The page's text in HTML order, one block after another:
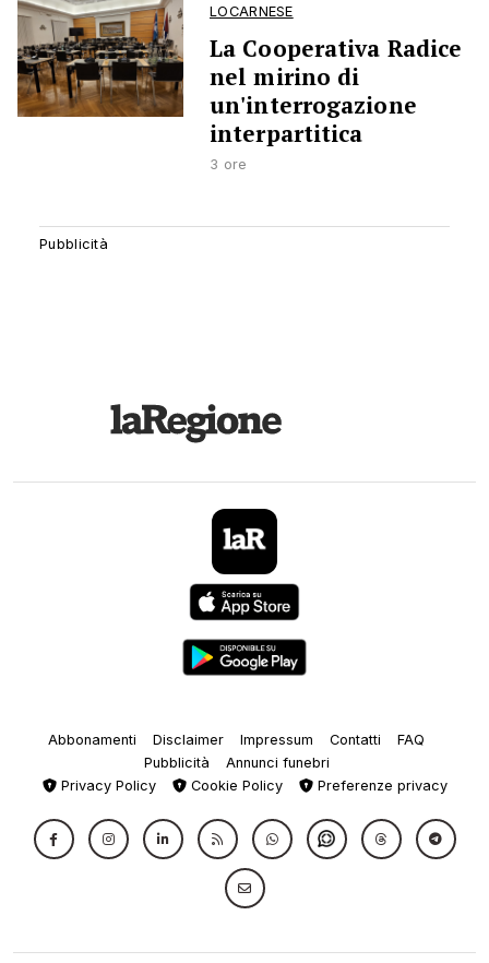
LOCARNESE
La Cooperativa Radice
nel mirino di
un'interrogazione
interpartitica
3 ore
Abbonamenti Disclaimer Impressum Contatti
FAQ
Pubblicità
Annunci funebri
Privacy Policy
Cookie Policy Preferenze privacy